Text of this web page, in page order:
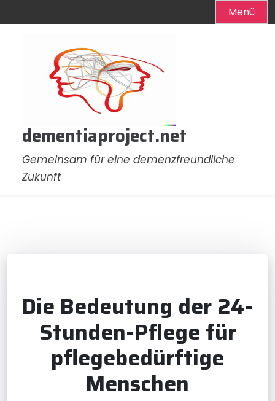
Menü
dementiaproject.net
Gemeinsam für eine demenzfreundliche
Zukunft
Die Bedeutung der 24-
Stunden-Pflege für
pflegebedürftige
Menschen